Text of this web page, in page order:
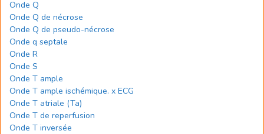
Onde Q
Onde Q de nécrose
Onde Q de pseudo-nécrose
Onde q septale
Onde R
Onde S
Onde T ample
Onde T ample ischémique. x ECG
Onde T atriale (Ta)
Onde T de reperfusion
Onde T inversée